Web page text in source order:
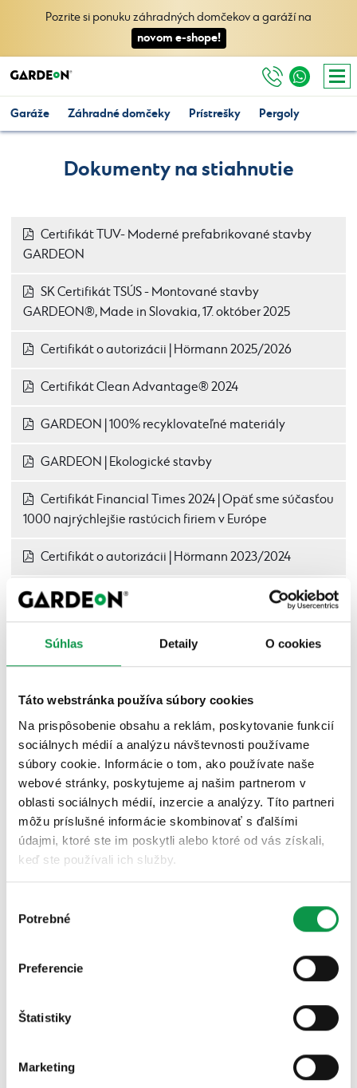
Súhlas Detaily O cookies
Táto webstránka používa súbory cookies
Na prispôsobenie obsahu a reklám, poskytovanie funkcií
sociálnych médií a analýzu návštevnosti používame
súbory cookie. Informácie o tom, ako používate naše
webové stránky, poskytujeme aj našim partnerom v
oblasti sociálnych médií, inzercie a analýzy. Títo partneri
môžu príslušné informácie skombinovať s ďalšími
údajmi, ktoré ste im poskytli alebo ktoré od vás získali,
keď ste používali ich služby.
súhlasu
Potrebné
Preferencie
Štatistiky
Marketing
Pozrite si ponuku záhradných domčekov a garáží na
novom e-shope!
Garáže Záhradné domčeky Prístrešky Pergoly
Dokumenty na stiahnutie
Certifikát TUV- Moderné prefabrikované stavby
GARDEON
SK Certifikát TSÚS - Montované stavby
GARDEON®, Made in Slovakia, 17. október 2025
Certifikát o autorizácii | Hörmann 2025/2026
Certifikát Clean Advantage® 2024
GARDEON | 100% recyklovateľné materiály
GARDEON | Ekologické stavby
Certifikát Financial Times 2024 | Opäť sme súčasťou
1000 najrýchlejšie rastúcich firiem v Európe
Certifikát o autorizácii | Hörmann 2023/2024
Certifikát Financial Times 2023 | Sme súčasťou 1000
Najväčší obchodný partner | Hörmann 2023
Index daňovej spoľahlivosti 2022
Certifikát o autorizácii | Hörmann 2022/2023
Osvedčenie s produktami a technologickými
postupmi | Fermacell
Potvrdenie | Poistenie Zodpovednosti za škodu
Allianz
Projekt | Zásady ochrany osobných údajov
Certifikát Clean Advantage® 2022
Carbon neutral certificate 2022